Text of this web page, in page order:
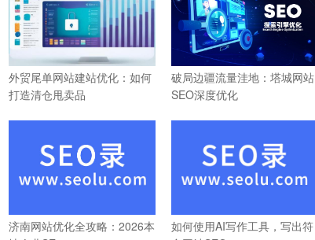
外贸尾单网站建站优化：如何
打造清仓甩卖品
破局边疆流量洼地：塔城网站
SEO深度优化
济南网站优化全攻略：2026本
如何使用AI写作工具，写出符